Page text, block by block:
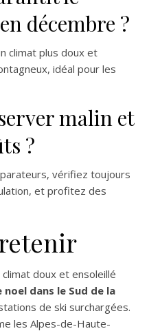
décembre ?
climat plus doux et
idéal pour les
malin et
?
vérifiez toujours
et profitez des
doux et ensoleillé
noel dans le Sud de la
de ski surchargées.
les Alpes-de-Haute-